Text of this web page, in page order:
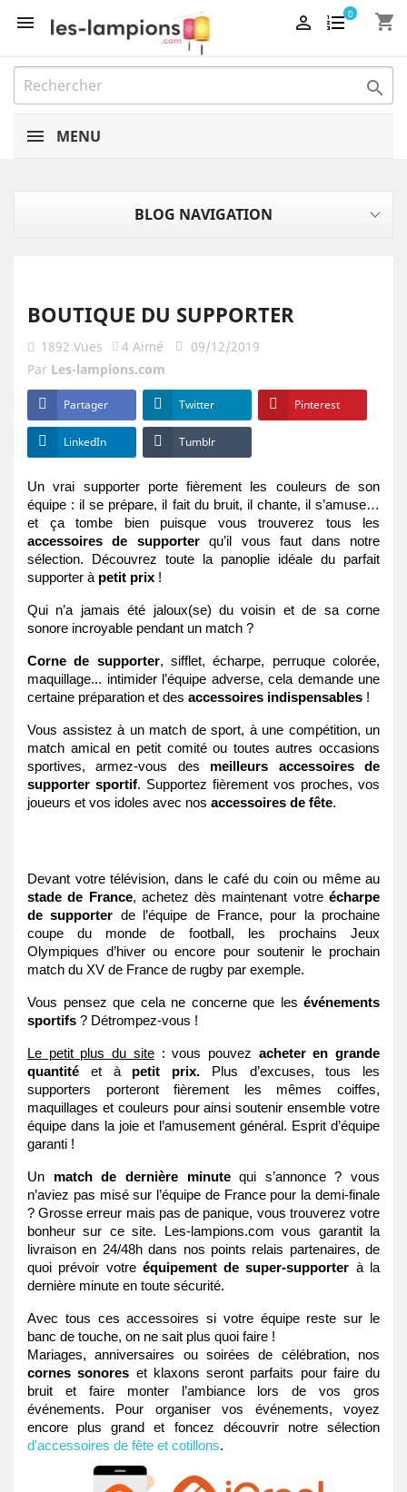
 shopping_cart
0


MENU
BLOG NAVIGATION
BOUTIQUE DU SUPPORTER
1892 Vues 4 Aimé
09/12/2019
Par Les-lampions.com
Partager Twitter Pinterest
LinkedIn Tumblr
Un vrai supporter porte fièrement les couleurs de son
équipe : il se prépare, il fait du bruit, il chante, il s’amuse…
accessoires de supporter qu’il vous faut dans notre
sélection. Découvrez toute la panoplie idéale du parfait
supporter à petit prix !
Qui n’a jamais été jaloux(se) du voisin et de sa corne
sonore incroyable pendant un match ?
Corne de supporter, sifflet, écharpe, perruque colorée,
maquillage... intimider l’équipe adverse, cela demande une
certaine préparation et des accessoires indispensables !
Vous assistez à un match de sport, à une compétition, un
match amical en petit comité ou toutes autres occasions
sportives, armez-vous des meilleurs accessoires de
supporter sportif. Supportez fièrement vos proches, vos
joueurs et vos idoles avec nos accessoires de fête.
stade de France, achetez dès maintenant votre écharpe
de supporter de l’équipe de France, pour la prochaine
coupe du monde de football, les prochains Jeux
Olympiques d’hiver ou encore pour soutenir le prochain
match du XV de France de rugby par exemple.
Vous pensez que cela ne concerne que les événements
sportifs ? Détrompez-vous !
Le petit plus du site : vous pouvez acheter en grande
quantité et à petit prix.
Plus d’excuses, tous les
supporters porteront fièrement les mêmes coiffes,
maquillages et couleurs pour ainsi soutenir ensemble votre
équipe dans la joie et l’amusement général. Esprit d’équipe
garanti !
Un match de dernière minute qui s’annonce ? vous
n’aviez pas misé sur l’équipe de France pour la demi-finale
? Grosse erreur mais pas de panique, vous trouverez votre
bonheur sur ce site. Les-lampions.com vous garantit la
livraison en 24/48h dans nos points relais partenaires, de
quoi prévoir votre équipement de super-supporter à la
dernière minute en toute sécurité.
Avec tous ces accessoires si votre équipe reste sur le
banc de touche, on ne sait plus quoi faire !
cornes sonores et klaxons seront parfaits pour faire du
bruit et faire monter l’ambiance lors de vos gros
événements. Pour organiser vos événements, voyez
d'accessoires de fête et cotillons.